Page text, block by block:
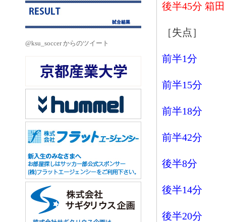
@ksu_soccer からのツイート
後半45分 箱
［失点］
前半1分
前半15分
前半18分
前半42分
後半8分
後半14分
後半20分